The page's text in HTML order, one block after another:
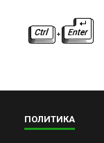
ПОЛИТИКА